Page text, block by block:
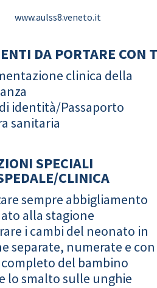
www.aulss8.veneto.it
DA PORTARE CON
clinica della
identità/Passaporto
sanitaria
SPECIALI
CLINICA
sempre abbigliamento
alla stagione
i cambi del neonato in
separate, numerate e
del bambino
lo smalto sulle unghie